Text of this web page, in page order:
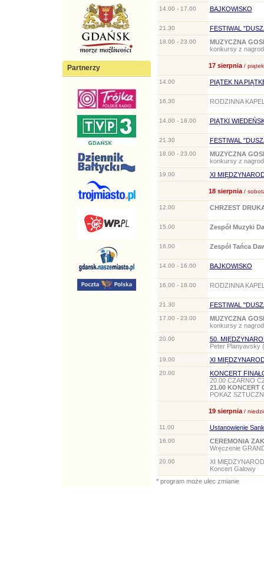
Partnerzy
14.00 - 17.00 BAJKOWISKO
21.30 FESTIWAL
18.00 - 23.00
MUZYCZNA
konkursy z
17 sierpnia / piątek
14.00 PIĄTEK NA
16.30 RODZINNA
14.00 - 18.00 PIĄTKI
21.30 FESTIWAL
18.00 - 23.00
MUZYCZNA
konkursy z
19.00 XI
18 sierpnia /
12.00 CHRZEST
15.00 Zespół Muzyki
16.00 Zespół Tańca
14.00 - 16.00 BAJKOWISKO
16.00 - 18.00 RODZINNA
21.30 FESTIWAL
17.00 - 23.00
MUZYCZNA
konkursy z
20.00
50.
Peter Planyavsky
19.00 XI
20.00
KONCERT
20.00 CZARNO
21.00 KONCERT
POKAZ
19 sierpnia /
11.00 Ustanowienie
16.00
CEREMONIA
Wręczenie
20.00
XI
Koncert Galowy
* program może ulec zmianie